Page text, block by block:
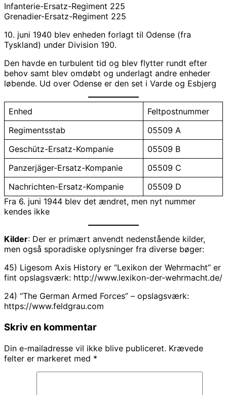
Infanterie-Ersatz-Regiment 225
Grenadier-Ersatz-Regiment 225
10. juni 1940 blev enheden forlagt til Odense (fra
Tyskland) under Division 190.
Den havde en turbulent tid og blev flytter rundt efter
behov samt blev omdøbt og underlagt andre enheder
løbende. Ud over Odense er den set i Varde og Esbjerg
Enhed
Feltpostnummer
Regimentsstab
05509 A
Geschütz-Ersatz-Kompanie
05509 B
Panzerjäger-Ersatz-Kompanie
05509 C
Nachrichten-Ersatz-Kompanie
05509 D
Fra 6. juni 1944 blev det ændret, men nyt nummer
kendes ikke
Kilder: Der er primært anvendt nedenstående kilder,
men også sporadiske oplysninger fra diverse bøger:
45) Ligesom Axis History er “Lexikon der Wehrmacht” er
fint opslagsværk: http://www.lexikon-der-wehrmacht.de/
24) “The German Armed Forces” – opslagsværk:
https://www.feldgrau.com
Skriv en kommentar
Din e-mailadresse vil ikke blive publiceret. Krævede
felter er markeret med *